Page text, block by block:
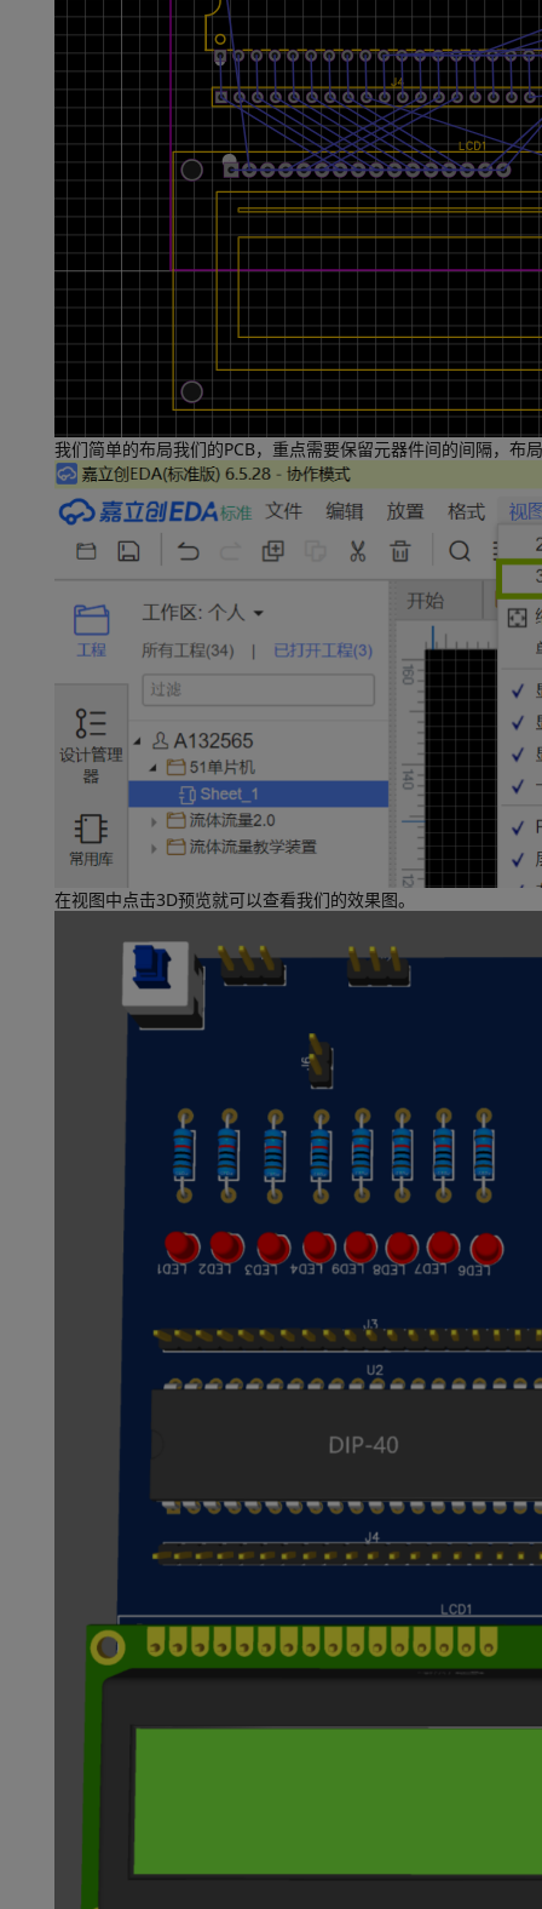
我们简单的布局我们的PCB，重点需要保留元器件间的间隔，布
在视图中点击3D预览就可以查看我们的效果图。